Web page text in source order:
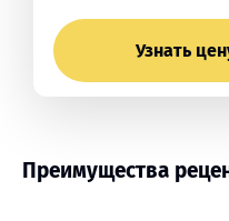
Узнать
Преимущества